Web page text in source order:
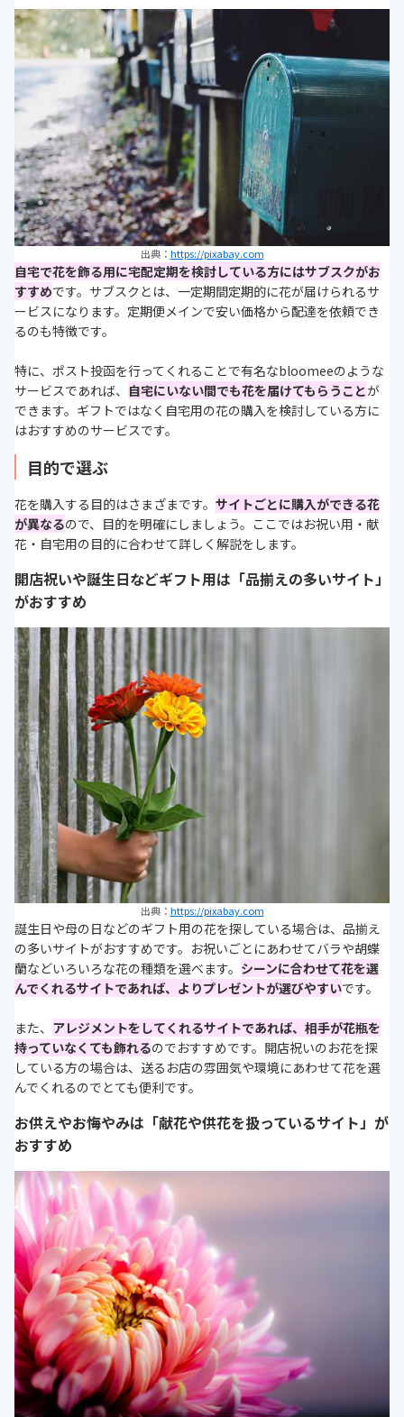
出典： https://pixabay.com
自宅で花を飾る用に宅配定期を検討している方にはサブスクがお
すすめです。サブスクとは、一定期間定期的に花が届けられるサ
ービスになります。定期便メインで安い価格から配達を依頼でき
るのも特徴です。
特に、ポスト投函を行ってくれることで有名なbloomeeのような
サービスであれば、 自宅にいない間でも花を届けてもらうことが
できます。ギフトではなく自宅用の花の購入を検討している方に
はおすすめのサービスです。
目的で選ぶ
花を購入する目的はさまざまです。 サイトごとに購入ができる花
が異なるので、目的を明確にしましょう。ここではお祝い用・献
花・自宅用の目的に合わせて詳しく解説をします。
開店祝いや誕生日などギフト用は「品揃えの多いサイト」
がおすすめ
出典： https://pixabay.com
誕生日や母の日などのギフト用の花を探している場合は、品揃え
の多いサイトがおすすめです。お祝いごとにあわせてバラや胡蝶
蘭などいろいろな花の種類を選べます。 シーンに合わせて花を選
んでくれるサイトであれば、よりプレゼントが選びやすいです。
また、 アレジメントをしてくれるサイトであれば、相手が花瓶を
持っていなくても飾れるのでおすすめです。開店祝いのお花を探
している方の場合は、送るお店の雰囲気や環境にあわせて花を選
んでくれるのでとても便利です。
お供えやお悔やみは「献花や供花を扱っているサイト」が
おすすめ